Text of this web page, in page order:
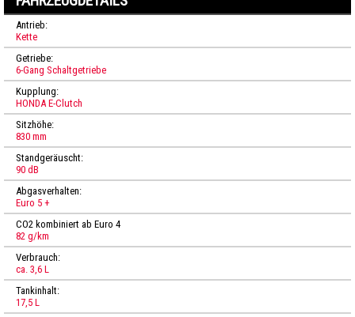
Antrieb:
Kette
Getriebe:
6-Gang Schaltgetriebe
Kupplung:
HONDA E-Clutch
Sitzhöhe:
830 mm
Standgeräuscht:
90 dB
Abgasverhalten:
Euro 5 +
CO2 kombiniert ab Euro 4
82 g/km
Verbrauch:
ca. 3,6 L
Tankinhalt:
17,5 L